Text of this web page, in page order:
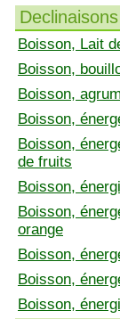
Boisson, Lait
Boisson,
Boisson,
Boisson,
Boisson,
de fruits
Boisson,
Boisson,
orange
Boisson,
Boisson,
Boisson,